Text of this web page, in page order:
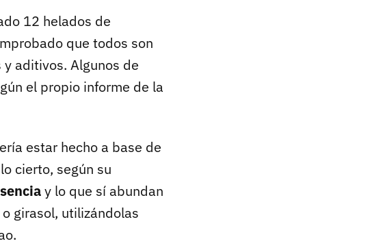
12 helados de
que todos son
aditivos. Algunos de
el propio informe de la
estar hecho a base de
cierto, según su
y lo que sí abundan
girasol, utilizándolas